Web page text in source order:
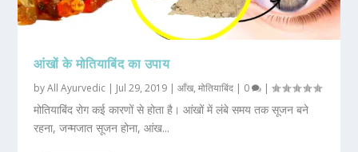
आंखों के मोतियाबिंद का उपाय
byAll Ayurvedic | Jul 29, 2019 |आँख,मोतियाबिंद | 0 |
मोतियाबिंद रोग कई कारणों से होता है। आंखों में लंबे समय तक सूजन बने
रहना, जन्मजात सूजन होना, आंख...